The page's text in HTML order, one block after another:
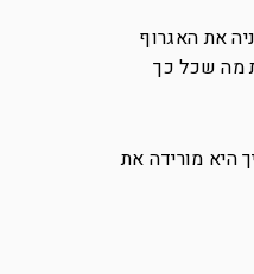
את האגרוף
מה שכל כך
היא מורידה את